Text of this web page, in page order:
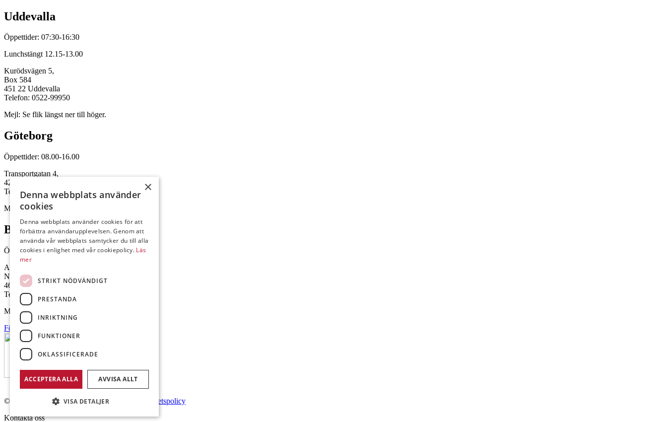
Uddevalla
Öppettider: 07:30-16:30
Lunchstängt 12.15-13.00
Kurödsvägen 5,
Box 584
451 22 Uddevalla
Telefon: 0522-99950
Mejl: Se flik längst ner till höger.
Göteborg
Öppettider: 08.00-16.00
Transportgatan 4,
422 46 Hisings Backa
Telefon: 0708-115352
Mejl: Se flik längst ner till höger.
Brålanda
Öppettider: 07:00-16:00
Andrésen Maskin i Brålanda AB
Nuntorp 301
464 64 Brålanda
Telefon: 0521-57 57 30
Mejl: Se flik längst ner till höger.
Följ oss på Facebook
© Copyright 2026 Andrésen Maskin AB.
Integritetspolicy
Kontakta oss
×
Denna webbplats använder
cookies
Denna webbplats använder cookies för att
förbättra användarupplevelsen. Genom att
använda vår webbplats samtycker du till alla
cookies i enlighet med vår cookiepolicy. Läs
mer
STRIKT NÖDVÄNDIGT
PRESTANDA
INRIKTNING
FUNKTIONER
OKLASSIFICERADE
ACCEPTERA ALLA AVVISA ALLT
VISA DETALJER